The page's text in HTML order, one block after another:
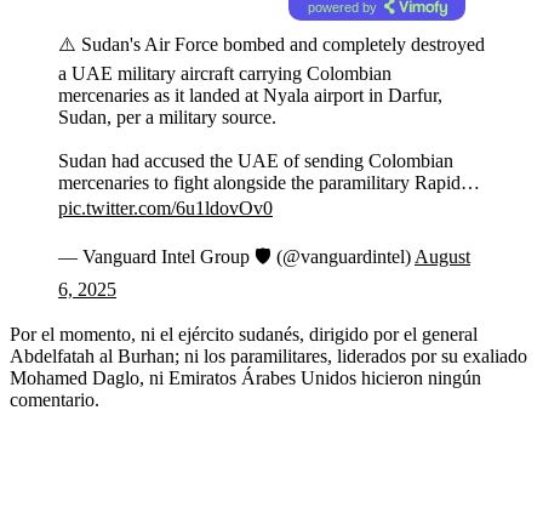
powered by
⚠️ Sudan's Air Force bombed and completely destroyed
a UAE military aircraft carrying Colombian
mercenaries as it landed at Nyala airport in Darfur,
Sudan, per a military source.
Sudan had accused the UAE of sending Colombian
mercenaries to fight alongside the paramilitary Rapid…
pic.twitter.com/6u1ldovOv0
— Vanguard Intel Group 🛡 (@vanguardintel) August
6, 2025
Por el momento, ni el ejército sudanés, dirigido por el general
Abdelfatah al Burhan; ni los paramilitares, liderados por su exaliado
Mohamed Daglo, ni Emiratos Árabes Unidos hicieron ningún
comentario.